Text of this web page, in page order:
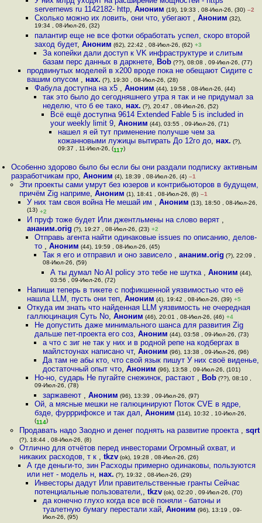
servernews ru 1142182- http,Аноним (19), 19:33 , 08-Июл-26, (30) –2
Сколько можно их ловить, они что, убегают ,Аноним (32),
19:34 , 08-Июл-26, (32)
палантир еще не все фотки обработать успел, скоро второй
заход будет,Аноним (62), 22:42 , 08-Июл-26, (62) +3
За копейки дали доступ к VK инфраструктуре и слитым
базам перс данных в даркнете, Bob(??), 08:08 , 09-Июл-26, (77)
продвинутых моделей в x200 вроде пока не обещают Сидите с
вашим опусом , нах. (?), 19:30 , 08-Июл-26, (28)
Фабула доступна на x5 ,Аноним (44), 19:58 , 08-Июл-26, (44)
так это было до сегодняшнего утра я так и не придумал за
неделю, что б ее тако, нах. (?), 20:47 , 08-Июл-26, (52)
Всё ещё доступна 9614 Extended Fable 5 is included in
your weekly limit 9, Аноним (44), 03:55 , 09-Июл-26, (71)
нашел я ей тут применение получше чем за
кожанновыми лужицы вытирать До 12го до, нах. (?),
09:37 , 11-Июл-26, (117)
Особенно здорово было бы если бы они раздали подписку активным
разработчикам про,Аноним (4), 18:39 , 08-Июл-26, (4) –1
Эти проекты сами умрут без юзеров и контрибьюторов в будущем,
причём Zig наприме, Аноним (1), 18:41 , 08-Июл-26, (6) –1
У них там своя война Не мешай им , Аноним (13), 18:50 , 08-Июл-26,
(13) +2
И пруф тоже будет Или джентльмены на слово верят ,
ананим.orig (?), 19:27 , 08-Июл-26, (23) +2
Отправь агента найти одинаковые issues по описанию, делов-
то ,Аноним (44), 19:59 , 08-Июл-26, (45)
Так я его и отправил и оно зависело , ананим.orig (?), 22:09 ,
08-Июл-26, (59)
А ты думал No AI policy это тебе не шутка , Аноним (44),
03:56 , 09-Июл-26, (72)
Напиши теперь в тикете с пофикшенной уязвимостью что её
нашла LLM, пусть они теп, Аноним (4), 19:42 , 08-Июл-26, (39) +5
Откуда им знать что найденная LLM уязвимость не очередная
галлюцинация Суть No, Аноним (46), 20:01 , 08-Июл-26, (46) +4
Не допустить даже минимального шанса для развития Zig
дальше пет-проекта его соз,Аноним (44), 03:58 , 09-Июл-26, (73)
а что с зиг не так у них и в родной репе на кодбергах в
майлстоунах написано чт, Аноним (96), 13:38 , 09-Июл-26, (96)
Да там не абы кто, что свой язык пишут У них своё виденье,
достаточный опыт что, Аноним (96), 13:58 , 09-Июл-26, (101)
Но-но, сударь Не пугайте снежинок, растают , Bob (??), 08:10 ,
09-Июл-26, (78)
заржавеют , Аноним (96), 13:39 , 09-Июл-26, (97)
Ой, а мясные мешки не галюцинируют Поток CVE в ядре,
бзде, фурррифоксе и так дал,Аноним (114), 10:32 , 10-Июл-26,
(114)
Продавать надо Заодно и денег поднять на развитие проекта , sqrt
(?), 18:44 , 08-Июл-26, (8)
Отлично для отчётов перед инвесторами Огромный охват, и
никаких расходов, т к , tkzv(ok), 19:28 , 08-Июл-26, (26)
А где деньги-то, зин Расходы примерно одинаковы, пользуются
или нет - модель н, нах. (?), 19:32 , 08-Июл-26, (29)
Инвесторы дадут Или правительственные гранты Сейчас
потенциальные пользователи,,tkzv (ok), 02:20 , 09-Июл-26, (70)
да конечно глухо когда все всё поняли - батоны и
туалетную бумагу перестали хай, Аноним (96), 13:19 , 09-
Июл-26, (95)